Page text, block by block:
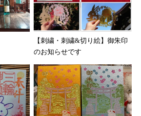
【刺繍・刺繍&切り絵】御朱印
のお知らせです